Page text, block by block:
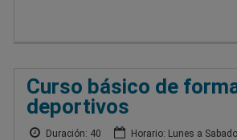
Curso básico de
deportivos
Duración: 40 Horario: Lunes a